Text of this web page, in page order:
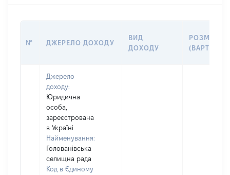
№ ДЖЕРЕЛО ДОХОДУ
ВИД
ДОХОДУ
РОЗМІР
(ВАРТІСТЬ)
Джерело
доходу:
Юридична
особа,
зареєстрована
в Україні
Найменування:
Голованівська
селищна рада
Код в Єдиному